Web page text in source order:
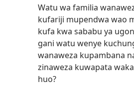
Watu wa familia
kufariji mupendwa wao
kufa kwa sababu ya
gani watu wenye
wanaweza kupambana
zinaweza kuwapata
huo?